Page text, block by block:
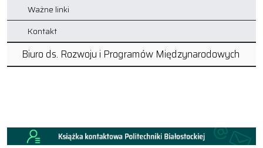
Ważne linki
Kontakt
Biuro ds. Rozwoju i Programów Międzynarodowych